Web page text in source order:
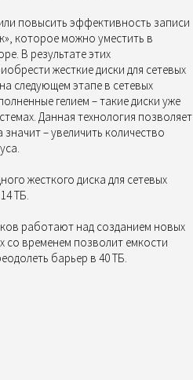
повысить эффективность записи
которое можно уместить в
В результате этих
жесткие диски для сетевых
следующем этапе в сетевых
гелием – такие диски уже
Данная технология позволяет
– увеличить количество
жесткого диска для сетевых
ТБ.
работают над созданием новых
со временем позволит емкости
барьер в 40 ТБ.